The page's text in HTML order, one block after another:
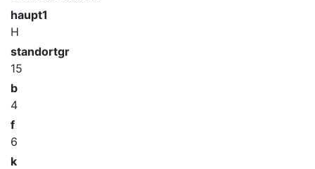
haupt1
H
standortgr
15
b
4
f
6
k